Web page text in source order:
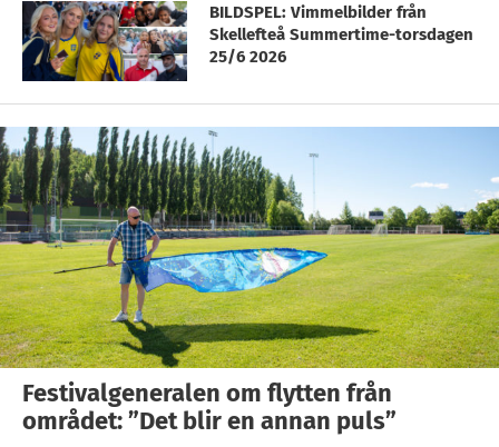
BILDSPEL: Vimmelbilder från
Skellefteå Summertime-torsdagen
25/6 2026
Festivalgeneralen om flytten från
området: ”Det blir en annan puls”